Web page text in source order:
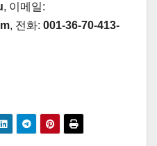
, 이메일:
, 전화: 001-36-70-413-